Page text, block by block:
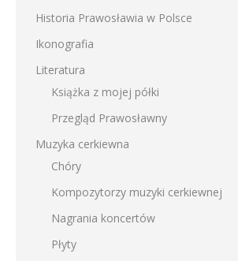
Historia Prawosławia w Polsce
Ikonografia
Literatura
Książka z mojej półki
Przegląd Prawosławny
Muzyka cerkiewna
Chóry
Kompozytorzy muzyki cerkiewnej
Nagrania koncertów
Płyty